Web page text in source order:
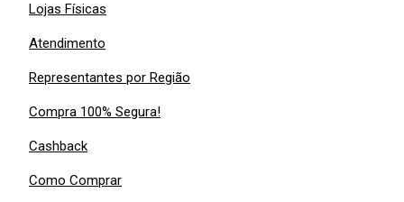
Lojas Físicas
Atendimento
Representantes por Região
Compra 100% Segura!
Cashback
Como Comprar